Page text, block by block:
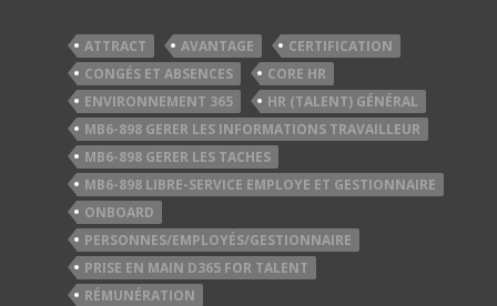
ATTRACT AVANTAGE
CERTIFICATION
CONGÉS ET ABSENCES
CORE HR
ENVIRONNEMENT 365
HR (TALENT) GÉNÉRAL
MB6-898 GERER LES INFORMATIONS TRAVAILLEUR
MB6-898 GERER LES TACHES
MB6-898 LIBRE-SERVICE EMPLOYE ET GESTIONNAIRE
ONBOARD
PERSONNES/EMPLOYÉS/GESTIONNAIRE
PRISE EN MAIN D365 FOR TALENT
RÉMUNÉRATION